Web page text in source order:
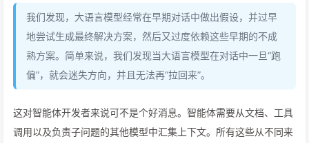
我们发现，大语言模型经常在早期对话中做出假设，并过早
地尝试生成最终解决方案，然后又过度依赖这些早期的不成
熟方案。简单来说，我们发现当大语言模型在对话中一旦“跑
偏”，就会迷失方向，并且无法再“拉回来”。
这对智能体开发者来说可不是个好消息。智能体需要从文档、工具
调用以及负责子问题的其他模型中汇集上下文。所有这些从不同来